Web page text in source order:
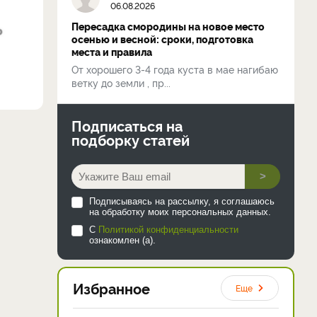
06.08.2026
Пересадка смородины на новое место
осенью и весной: сроки, подготовка
места и правила
От хорошего 3-4 года куста в мае нагибаю
ветку до земли , пр...
Подписаться на
подборку статей
>
Подписываясь на рассылку, я соглашаюсь
на обработку моих персональных данных.
С Политикой конфиденциальности
ознакомлен (а).
Избранное Еще